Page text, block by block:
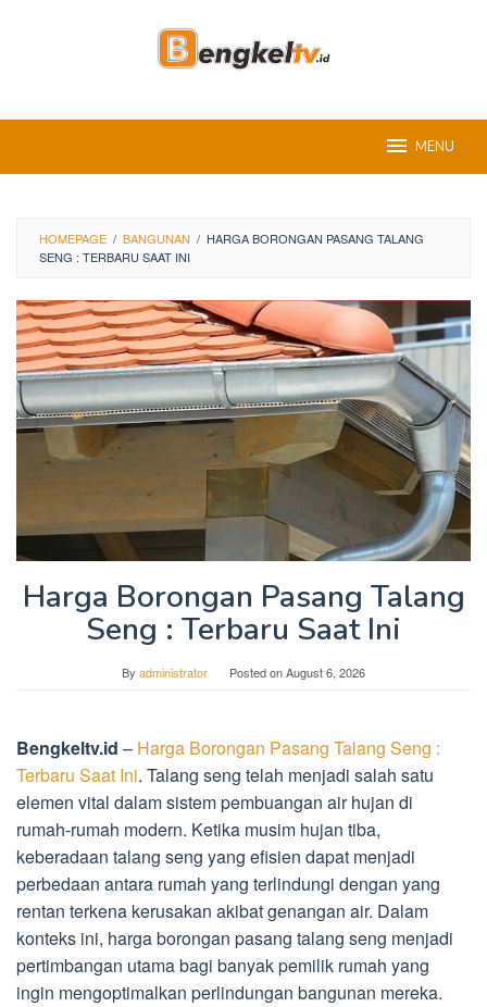
MENU
HOMEPAGE / BANGUNAN / HARGA BORONGAN PASANG TALANG
SENG : TERBARU SAAT INI
Harga Borongan Pasang Talang
Seng : Terbaru Saat Ini
By administrator Posted onAugust 6, 2026
Bengkeltv.id – Harga Borongan Pasang Talang Seng :
Terbaru Saat Ini. Talang seng telah menjadi salah satu
elemen vital dalam sistem pembuangan air hujan di
rumah-rumah modern. Ketika musim hujan tiba,
keberadaan talang seng yang efisien dapat menjadi
perbedaan antara rumah yang terlindungi dengan yang
rentan terkena kerusakan akibat genangan air. Dalam
konteks ini, harga borongan pasang talang seng menjadi
pertimbangan utama bagi banyak pemilik rumah yang
ingin mengoptimalkan perlindungan bangunan mereka.